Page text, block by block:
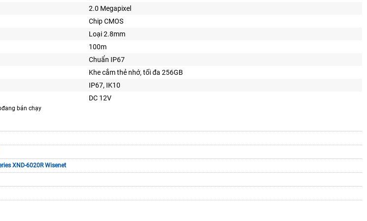
2.0 Megapixel
Chip CMOS
Loại 2.8mm
100m
Chuẩn IP67
Khe cắm thẻ nhớ, tối đa 256GB
IP67, IK10
DC 12V
bán chạy
XND-6020R Wisenet